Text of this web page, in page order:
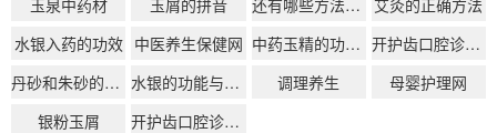
水银入药的功效 中医养生保健网 中药玉精的功效与作用
开护齿口腔诊所(个体工商户)需要哪些资质?
丹砂和朱砂的区别
水银的功能与主治 调理养生
母婴护理网
银粉玉屑
开护齿口腔诊所(个体工商户)的营业执照办理流程